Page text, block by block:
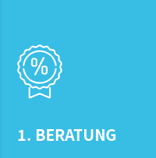
1. BERATUNG